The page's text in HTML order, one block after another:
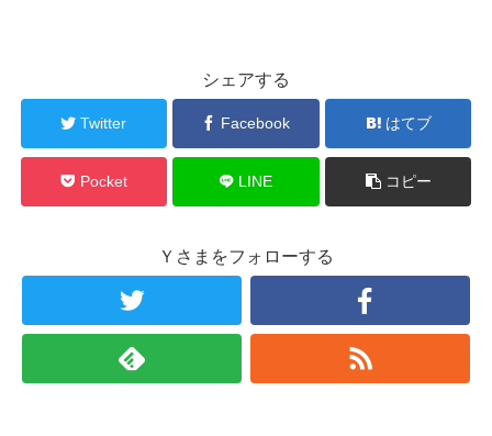
シェアする
Twitter Facebook はてブ
Pocket LINE コピー
Ｙさまをフォローする